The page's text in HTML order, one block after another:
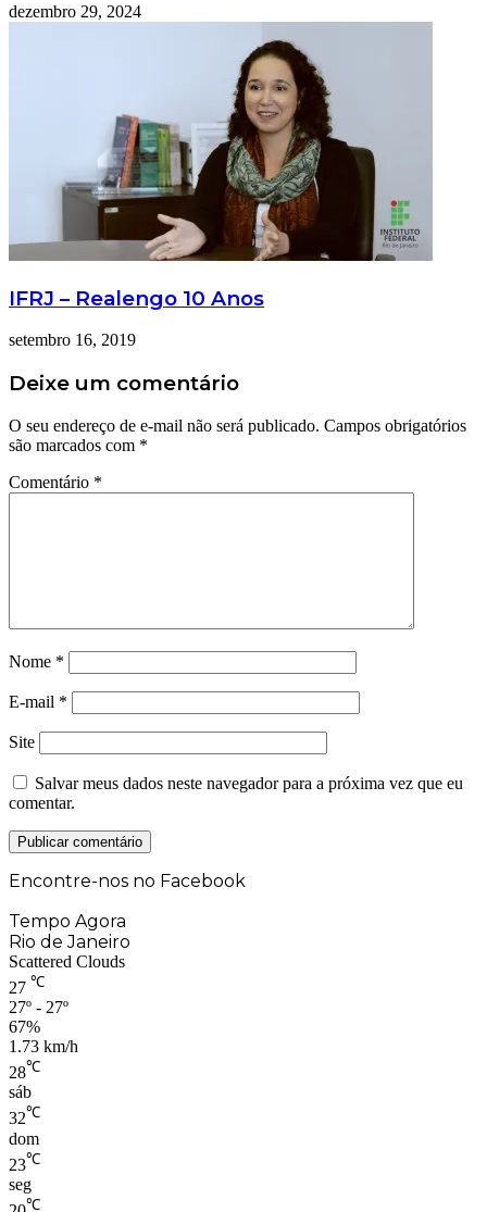
dezembro 29, 2024
IFRJ – Realengo 10 Anos
setembro 16, 2019
Deixe um comentário
O seu endereço de e-mail não será publicado. Campos obrigatórios
são marcados com *
Comentário *
Nome *
E-mail *
Site
Salvar meus dados neste navegador para a próxima vez que eu
comentar.
Encontre-nos no Facebook
Tempo Agora
Rio de Janeiro
Scattered Clouds
27 ℃
27º - 27º
67%
1.73 km/h
28℃
sáb
32℃
dom
23℃
seg
℃